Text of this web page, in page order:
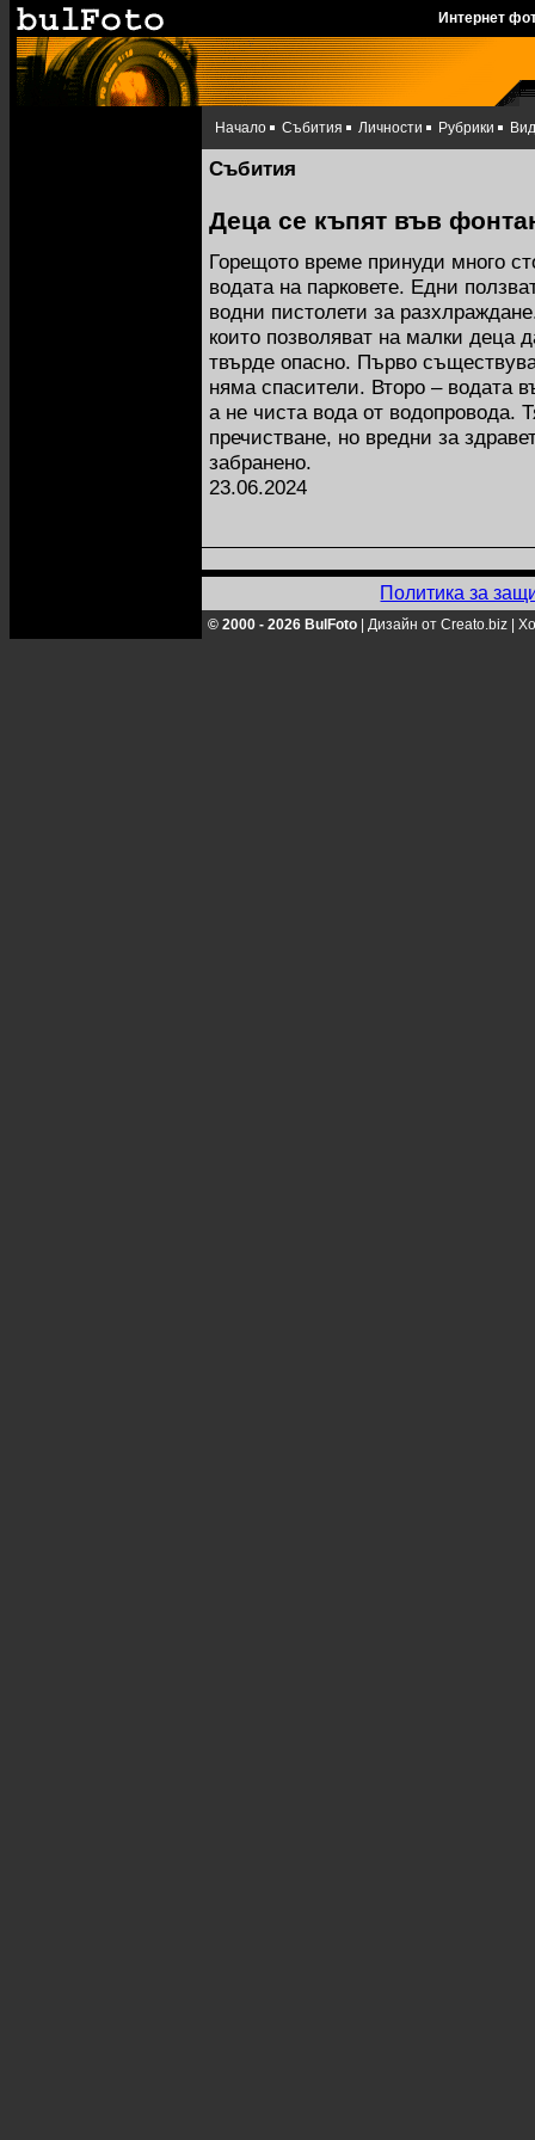
Интернет
Начало Събития Личности Рубрики
Събития
Деца се къпят във
Горещото време принуди много
водата на парковете. Едни
водни пистолети за
които позволяват на малки деца
твърде опасно. Първо
няма спасители. Второ – водата
а не чиста вода от
пречистване, но вредни за
забранено.
23.06.2024
Политика за
© 2000 - 2026 BulFoto Дизайн от Creato.biz